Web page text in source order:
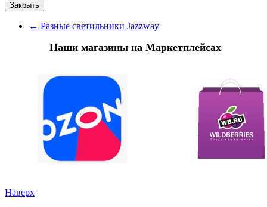
Закрыть
← Разные светильники Jazzway
Наши магазины на Маркетплейсах
Наверх